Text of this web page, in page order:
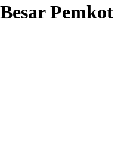
Pemkot